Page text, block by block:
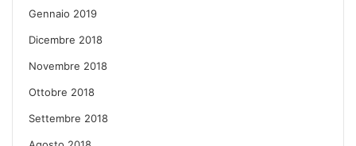
Gennaio 2019
Dicembre 2018
Novembre 2018
Ottobre 2018
Settembre 2018